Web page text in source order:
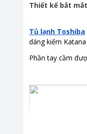
Thiết kế bắt
Tủ lạnh Toshiba
dáng kiếm
Phần tay cầm